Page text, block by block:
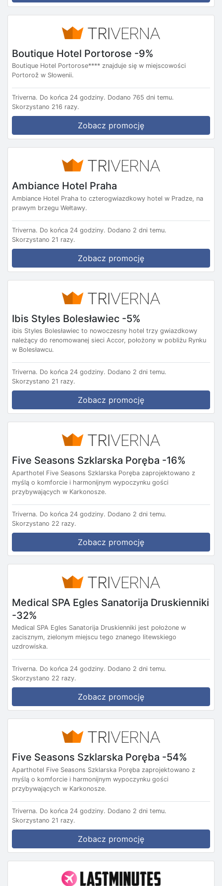
Boutique Hotel Portorose -9%
Boutique Hotel Portorose**** znajduje się w miejscowości
Portorož w Słowenii.
Triverna. Do końca 24 godziny. Dodano 765 dni temu.
Skorzystano 216 razy.
Zobacz promocję
Ambiance Hotel Praha
Ambiance Hotel Praha to czterogwiazdkowy hotel w Pradze, na
prawym brzegu Wełtawy.
Triverna. Do końca 24 godziny. Dodano 2 dni temu.
Skorzystano 21 razy.
Zobacz promocję
Ibis Styles Bolesławiec -5%
ibis Styles Bolesławiec to nowoczesny hotel trzy gwiazdkowy
należący do renomowanej sieci Accor, położony w pobliżu Rynku
w Bolesławcu.
Triverna. Do końca 24 godziny. Dodano 2 dni temu.
Skorzystano 21 razy.
Zobacz promocję
Five Seasons Szklarska Poręba -16%
Aparthotel Five Seasons Szklarska Poręba zaprojektowano z
myślą o komforcie i harmonijnym wypoczynku gości
przybywających w Karkonosze.
Triverna. Do końca 24 godziny. Dodano 2 dni temu.
Skorzystano 22 razy.
Zobacz promocję
Medical SPA Egles Sanatorija Druskienniki
-32%
Medical SPA Egles Sanatorija Druskienniki jest położone w
zacisznym, zielonym miejscu tego znanego litewskiego
uzdrowiska.
Triverna. Do końca 24 godziny. Dodano 2 dni temu.
Skorzystano 22 razy.
Zobacz promocję
Five Seasons Szklarska Poręba -54%
Aparthotel Five Seasons Szklarska Poręba zaprojektowano z
myślą o komforcie i harmonijnym wypoczynku gości
przybywających w Karkonosze.
Triverna. Do końca 24 godziny. Dodano 2 dni temu.
Skorzystano 21 razy.
Zobacz promocję